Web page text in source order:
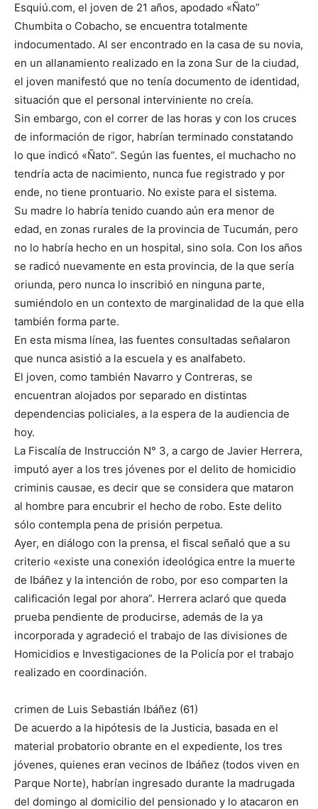
Esquiú.com, el joven de 21 años, apodado «Ñato”
Chumbita o Cobacho, se encuentra totalmente
indocumentado. Al ser encontrado en la casa de su novia,
en un allanamiento realizado en la zona Sur de la ciudad,
el joven manifestó que no tenía documento de identidad,
situación que el personal interviniente no creía.
Sin embargo, con el correr de las horas y con los cruces
de información de rigor, habrían terminado constatando
lo que indicó «Ñato”. Según las fuentes, el muchacho no
tendría acta de nacimiento, nunca fue registrado y por
ende, no tiene prontuario. No existe para el sistema.
Su madre lo habría tenido cuando aún era menor de
edad, en zonas rurales de la provincia de Tucumán, pero
no lo habría hecho en un hospital, sino sola. Con los años
se radicó nuevamente en esta provincia, de la que sería
oriunda, pero nunca lo inscribió en ninguna parte,
sumiéndolo en un contexto de marginalidad de la que ella
también forma parte.
En esta misma línea, las fuentes consultadas señalaron
que nunca asistió a la escuela y es analfabeto.
El joven, como también Navarro y Contreras, se
encuentran alojados por separado en distintas
dependencias policiales, a la espera de la audiencia de
hoy.
La Fiscalía de Instrucción N° 3, a cargo de Javier Herrera,
imputó ayer a los tres jóvenes por el delito de homicidio
criminis causae, es decir que se considera que mataron
al hombre para encubrir el hecho de robo. Este delito
sólo contempla pena de prisión perpetua.
Ayer, en diálogo con la prensa, el fiscal señaló que a su
criterio «existe una conexión ideológica entre la muerte
de Ibáñez y la intención de robo, por eso comparten la
calificación legal por ahora”. Herrera aclaró que queda
prueba pendiente de producirse, además de la ya
incorporada y agradeció el trabajo de las divisiones de
Homicidios e Investigaciones de la Policía por el trabajo
realizado en coordinación.
crimen de Luis Sebastián Ibáñez (61)
De acuerdo a la hipótesis de la Justicia, basada en el
material probatorio obrante en el expediente, los tres
jóvenes, quienes eran vecinos de Ibáñez (todos viven en
Parque Norte), habrían ingresado durante la madrugada
del domingo al domicilio del pensionado y lo atacaron en